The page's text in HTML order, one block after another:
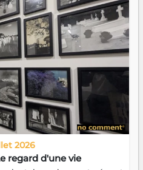
2026
regard d'une vie